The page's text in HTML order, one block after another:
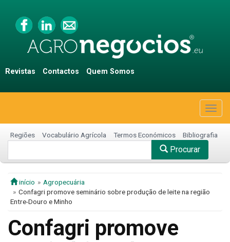
Revistas Contactos Quem Somos
Regiões Vocabulário Agrícola Termos Económicos Bibliografia
Procurar
início
Agropecuária
Confagri promove seminário sobre produção de leite na região
Entre-Douro e Minho
Confagri promove